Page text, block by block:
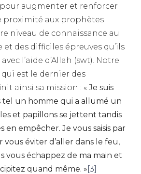
augmenter et renforcer
proximité aux prophètes
niveau de connaissance au
et des difficiles épreuves qu’ils
l’aide d’Allah (swt). Notre
qui est le dernier des
ainsi sa mission : « Je suis
tel un homme qui a allumé un
et papillons se jettent tandis
en empêcher. Je vous saisis par
vous éviter d’aller dans le feu,
vous échappez de ma main et
quand même. » [3]